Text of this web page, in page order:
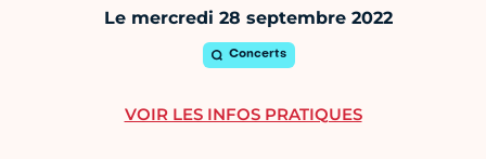
Le mercredi 28 septembre 2022
Concerts
VOIR LES INFOS PRATIQUES